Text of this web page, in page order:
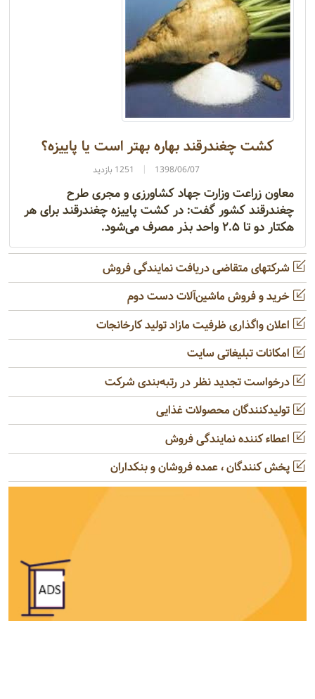
کشت چغندرقند بهاره بهتر است یا پاییزه؟
1398/06/07 1251 بازدید
معاون زراعت وزارت جهاد کشاورزی و مجری طرح
چغندرقند کشور گفت: در کشت پاییزه چغندرقند برای هر
هکتار دو تا ۲.۵ واحد بذر مصرف می‎شود.
شرکتهای متقاضی دریافت نمایندگی فروش
خرید و فروش ماشین‌آلات دست دوم
اعلان واگذاری ظرفیت مازاد تولید کارخانجات
امکانات تبلیغاتی سایت
درخواست تجدید نظر در رتبه‌بندی شرکت
تولیدکنندگان محصولات غذایی
اعطاء کننده نمایندگی فروش
پخش کنندگان ، عمده فروشان و بنکداران